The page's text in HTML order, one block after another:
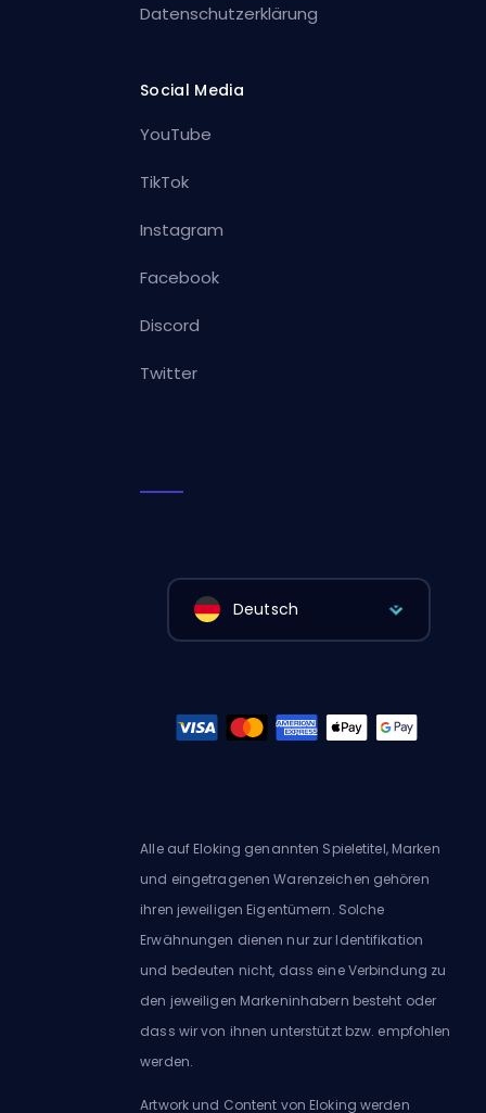
Datenschutzerklärung
Social Media
YouTube
TikTok
Instagram
Facebook
Discord
Twitter
Deutsch
Alle auf Eloking genannten Spieletitel, Marken
und eingetragenen Warenzeichen gehören
ihren jeweiligen Eigentümern. Solche
Erwähnungen dienen nur zur Identifikation
und bedeuten nicht, dass eine Verbindung zu
den jeweiligen Markeninhabern besteht oder
dass wir von ihnen unterstützt bzw. empfohlen
werden.
Artwork und Content von Eloking werden